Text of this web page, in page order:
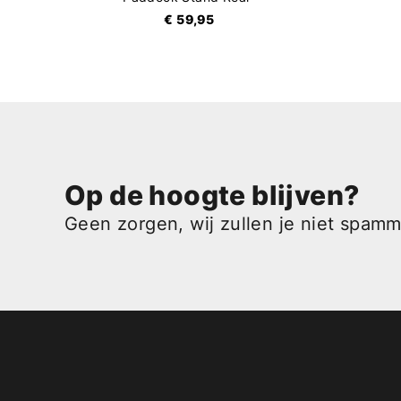
€ 59,95
Op de hoogte blijven?
Geen zorgen, wij zullen je niet